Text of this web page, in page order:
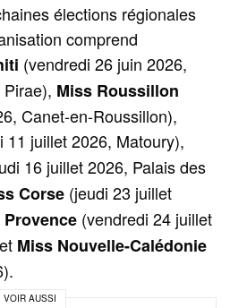
élections régionales
comprend
(vendredi 26 juin 2026,
Miss Roussillon
Canet-en-Roussillon),
11 juillet 2026, Matoury),
16 juillet 2026, Palais des
Corse (jeudi 23 juillet
Provence (vendredi 24 juillet
Miss Nouvelle-Calédonie
VOIR AUSSI